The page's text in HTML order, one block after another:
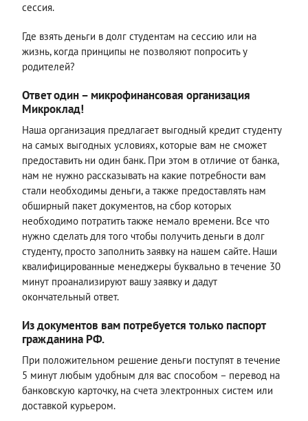
сессия.
Где взять деньги в долг студентам на сессию или на
жизнь, когда принципы не позволяют попросить у
родителей?
Ответ один – микрофинансовая организация
Микроклад!
Наша организация предлагает выгодный кредит студенту
на самых выгодных условиях, которые вам не сможет
предоставить ни один банк. При этом в отличие от банка,
нам не нужно рассказывать на какие потребности вам
стали необходимы деньги, а также предоставлять нам
обширный пакет документов, на сбор которых
необходимо потратить также немало времени. Все что
нужно сделать для того чтобы получить деньги в долг
студенту, просто заполнить заявку на нашем сайте. Наши
квалифицированные менеджеры буквально в течение 30
минут проанализируют вашу заявку и дадут
окончательный ответ.
Из документов вам потребуется только паспорт
гражданина РФ.
При положительном решение деньги поступят в течение
5 минут любым удобным для вас способом – перевод на
банковскую карточку, на счета электронных систем или
доставкой курьером.